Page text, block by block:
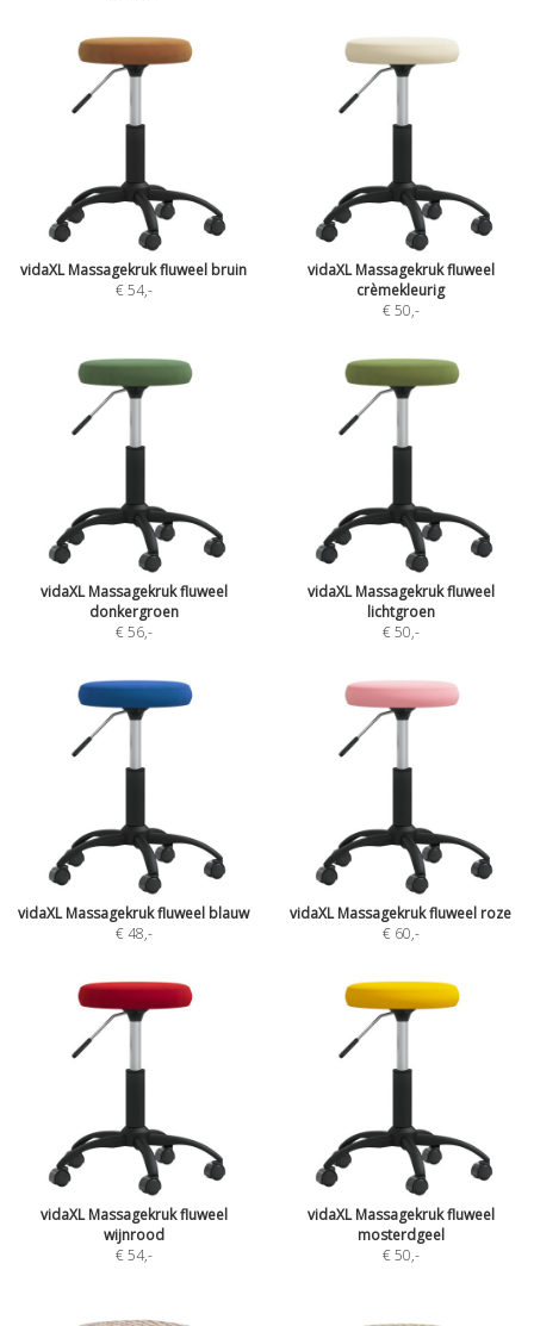
vidaXL Massagekruk fluweel bruin
€ 54,-
vidaXL Massagekruk fluweel
crèmekleurig
€ 50,-
vidaXL Massagekruk fluweel
donkergroen
€ 56,-
vidaXL Massagekruk fluweel
lichtgroen
€ 50,-
vidaXL Massagekruk fluweel blauw
€ 48,-
vidaXL Massagekruk fluweel roze
€ 60,-
vidaXL Massagekruk fluweel
wijnrood
€ 54,-
vidaXL Massagekruk fluweel
mosterdgeel
€ 50,-